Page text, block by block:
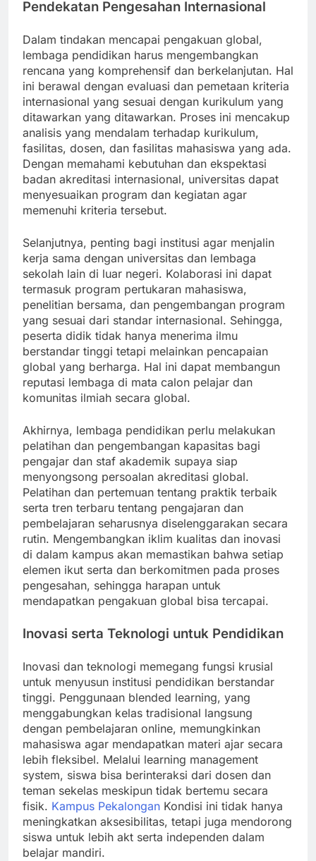
Pendekatan Pengesahan Internasional
Dalam tindakan mencapai pengakuan global,
lembaga pendidikan harus mengembangkan
rencana yang komprehensif dan berkelanjutan. Hal
ini berawal dengan evaluasi dan pemetaan kriteria
internasional yang sesuai dengan kurikulum yang
ditawarkan yang ditawarkan. Proses ini mencakup
analisis yang mendalam terhadap kurikulum,
fasilitas, dosen, dan fasilitas mahasiswa yang ada.
Dengan memahami kebutuhan dan ekspektasi
badan akreditasi internasional, universitas dapat
menyesuaikan program dan kegiatan agar
memenuhi kriteria tersebut.
Selanjutnya, penting bagi institusi agar menjalin
kerja sama dengan universitas dan lembaga
sekolah lain di luar negeri. Kolaborasi ini dapat
termasuk program pertukaran mahasiswa,
penelitian bersama, dan pengembangan program
yang sesuai dari standar internasional. Sehingga,
peserta didik tidak hanya menerima ilmu
berstandar tinggi tetapi melainkan pencapaian
global yang berharga. Hal ini dapat membangun
reputasi lembaga di mata calon pelajar dan
komunitas ilmiah secara global.
Akhirnya, lembaga pendidikan perlu melakukan
pelatihan dan pengembangan kapasitas bagi
pengajar dan staf akademik supaya siap
menyongsong persoalan akreditasi global.
Pelatihan dan pertemuan tentang praktik terbaik
serta tren terbaru tentang pengajaran dan
pembelajaran seharusnya diselenggarakan secara
rutin. Mengembangkan iklim kualitas dan inovasi
di dalam kampus akan memastikan bahwa setiap
elemen ikut serta dan berkomitmen pada proses
pengesahan, sehingga harapan untuk
mendapatkan pengakuan global bisa tercapai.
Inovasi serta Teknologi untuk Pendidikan
Inovasi dan teknologi memegang fungsi krusial
untuk menyusun institusi pendidikan berstandar
tinggi. Penggunaan blended learning, yang
menggabungkan kelas tradisional langsung
dengan pembelajaran online, memungkinkan
mahasiswa agar mendapatkan materi ajar secara
lebih fleksibel. Melalui learning management
system, siswa bisa berinteraksi dari dosen dan
teman sekelas meskipun tidak bertemu secara
fisik. Kampus Pekalongan Kondisi ini tidak hanya
meningkatkan aksesibilitas, tetapi juga mendorong
siswa untuk lebih akt serta independen dalam
belajar mandiri.